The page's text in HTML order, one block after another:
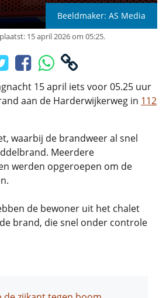
Beeldmaker: AS Media
15 april 2026 om 05:25.
15 april iets voor 05.25 uur
aan de Harderwijkerweg in 112
waarbij de brandweer al snel
Meerdere
werden opgeroepen om de
de bewoner uit het chalet
brand, die snel onder controle